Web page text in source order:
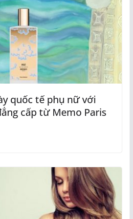
quốc tế phụ nữ với
cấp từ Memo Paris